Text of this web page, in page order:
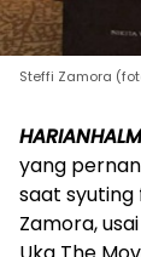
Steffi Zamora
yang
saat syuting
Zamora,